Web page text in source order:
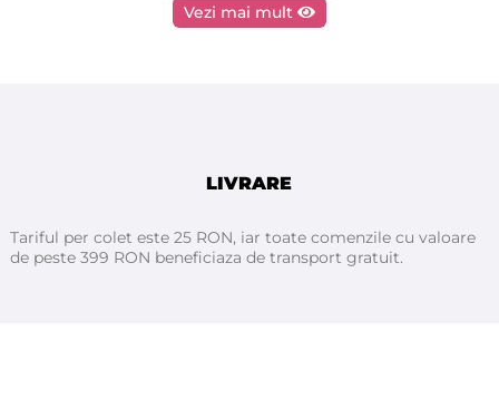
Vezi mai mult
LIVRARE
Tariful per colet este 25 RON, iar toate comenzile cu valoare
de peste 399 RON beneficiaza de transport gratuit.